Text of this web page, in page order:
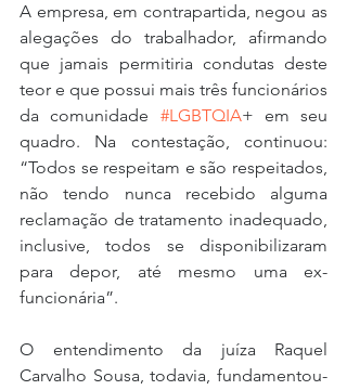
A empresa, em contrapartida, negou as
alegações do trabalhador, afirmando
que jamais permitiria condutas deste
teor e que possui mais três funcionários
da comunidade #LGBTQIA+ em seu
quadro. Na contestação, continuou:
“Todos se respeitam e são respeitados,
não tendo nunca recebido alguma
reclamação de tratamento inadequado,
inclusive, todos se disponibilizaram
para depor, até mesmo uma ex-
funcionária”.
O entendimento da juíza Raquel
Carvalho Sousa, todavia, fundamentou-